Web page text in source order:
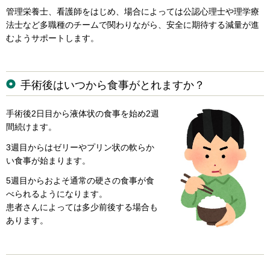
管理栄養士、看護師をはじめ、場合によっては公認心理士や理学療
法士など多職種のチームで関わりながら、安全に期待する減量が進
むようサポートします。
手術後はいつから食事がとれますか？
手術後2日目から液体状の食事を始め2週
間続けます。
3週目からはゼリーやプリン状の軟らか
い食事が始まります。
5週目からおよそ通常の硬さの食事が食
べられるようになります。
患者さんによっては多少前後する場合も
あります。